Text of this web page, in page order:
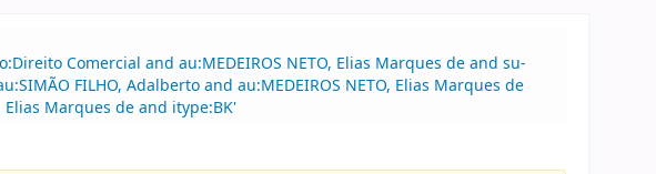
Comercial and au:MEDEIROS NETO, Elias Marques de and su-
FILHO, Adalberto and au:MEDEIROS NETO, Elias Marques de
Elias Marques de and itype:BK'